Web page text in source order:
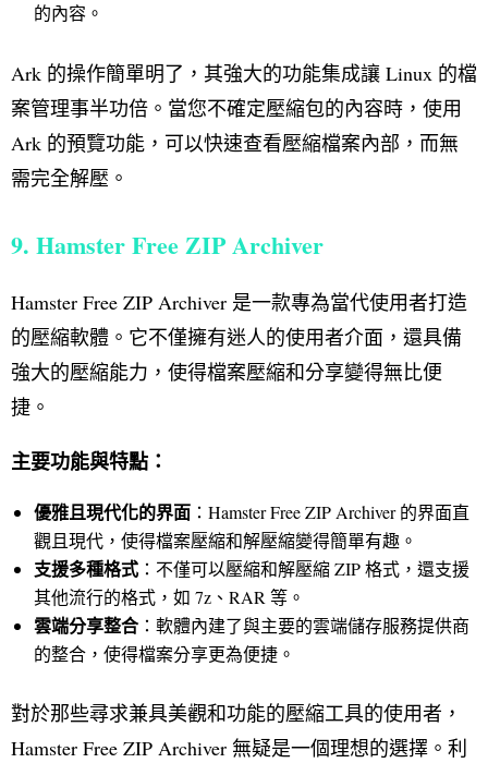
的內容。
Ark 的操作簡單明了，其強大的功能集成讓 Linux 的檔
案管理事半功倍。當您不確定壓縮包的內容時，使用
Ark 的預覽功能，可以快速查看壓縮檔案內部，而無
需完全解壓。
9. Hamster Free ZIP Archiver
Hamster Free ZIP Archiver 是一款專為當代使用者打造
的壓縮軟體。它不僅擁有迷人的使用者介面，還具備
強大的壓縮能力，使得檔案壓縮和分享變得無比便
捷。
主要功能與特點：
優雅且現代化的界面：Hamster Free ZIP Archiver 的界面直
觀且現代，使得檔案壓縮和解壓縮變得簡單有趣。
支援多種格式：不僅可以壓縮和解壓縮 ZIP 格式，還支援
其他流行的格式，如 7z、RAR 等。
雲端分享整合：軟體內建了與主要的雲端儲存服務提供商
的整合，使得檔案分享更為便捷。
對於那些尋求兼具美觀和功能的壓縮工具的使用者，
Hamster Free ZIP Archiver 無疑是一個理想的選擇。利